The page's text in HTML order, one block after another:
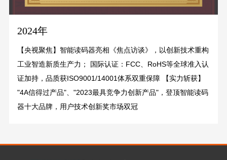
2024年
【央视聚焦】智能读码器亮相《焦点访谈》‌，以创新技术重构
工业智造新质生产力‌； 国际认证‌：FCC、RoHS等全球准入认
证加持，品质获ISO9001/14001体系双重保障 ‌‌【实力斩获】‌
"4A信得过产品"、"2023最具竞争力创新产品"，登顶智能读码
器十大品牌，用户技术创新奖市场双冠‌